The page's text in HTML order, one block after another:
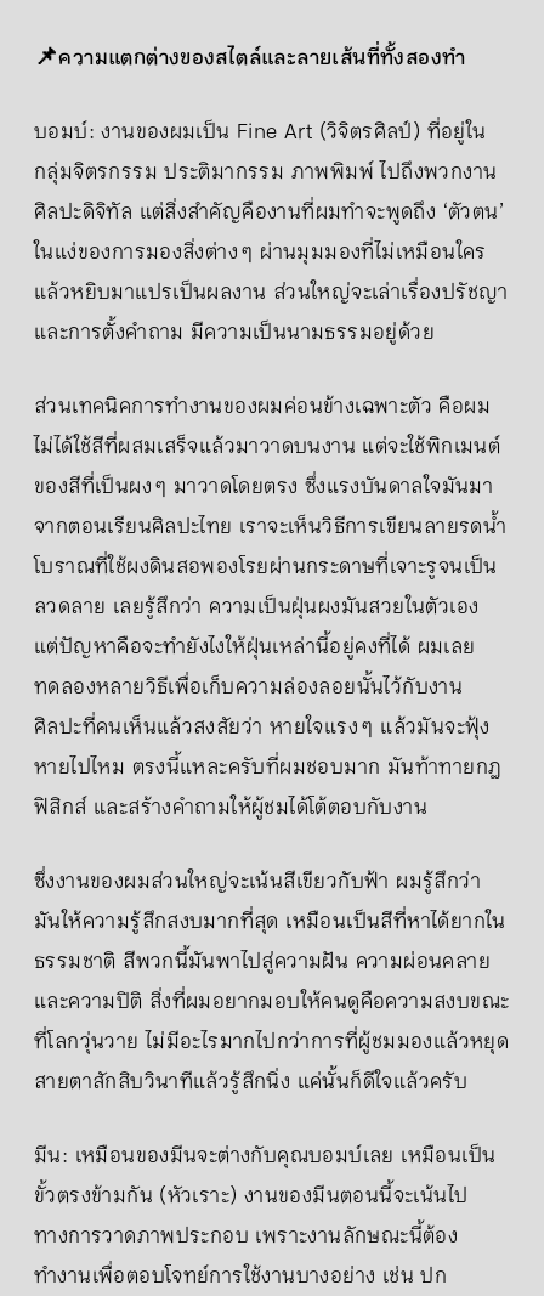
📌ความแตกต่างของสไตล์และลายเส้นที่ทั้งสองทำ
บอมบ์: งานของผมเป็น Fine Art (วิจิตรศิลป์) ที่อยู่ใน
กลุ่มจิตรกรรม ประติมากรรม ภาพพิมพ์ ไปถึงพวกงาน
ศิลปะดิจิทัล แต่สิ่งสำคัญคืองานที่ผมทำจะพูดถึง ‘ตัวตน’
ในแง่ของการมองสิ่งต่าง ๆ ผ่านมุมมองที่ไม่เหมือนใคร
แล้วหยิบมาแปรเป็นผลงาน ส่วนใหญ่จะเล่าเรื่องปรัชญา
และการตั้งคำถาม มีความเป็นนามธรรมอยู่ด้วย
ส่วนเทคนิคการทำงานของผมค่อนข้างเฉพาะตัว คือผม
ไม่ได้ใช้สีที่ผสมเสร็จแล้วมาวาดบนงาน แต่จะใช้พิกเมนต์
ของสีที่เป็นผง ๆ มาวาดโดยตรง ซึ่งแรงบันดาลใจมันมา
จากตอนเรียนศิลปะไทย เราจะเห็นวิธีการเขียนลายรดน้ำ
โบราณที่ใช้ผงดินสอพองโรยผ่านกระดาษที่เจาะรูจนเป็น
ลวดลาย เลยรู้สึกว่า ความเป็นฝุ่นผงมันสวยในตัวเอง
แต่ปัญหาคือจะทำยังไงให้ฝุ่นเหล่านี้อยู่คงที่ได้ ผมเลย
ทดลองหลายวิธีเพื่อเก็บความล่องลอยนั้นไว้กับงาน
ศิลปะที่คนเห็นแล้วสงสัยว่า หายใจแรง ๆ แล้วมันจะฟุ้ง
หายไปไหม ตรงนี้แหละครับที่ผมชอบมาก มันท้าทายกฎ
ฟิสิกส์ และสร้างคำถามให้ผู้ชมได้โต้ตอบกับงาน
ซึ่งงานของผมส่วนใหญ่จะเน้นสีเขียวกับฟ้า ผมรู้สึกว่า
มันให้ความรู้สึกสงบมากที่สุด เหมือนเป็นสีที่หาได้ยากใน
ธรรมชาติ สีพวกนี้มันพาไปสู่ความฝัน ความผ่อนคลาย
และความปิติ สิ่งที่ผมอยากมอบให้คนดูคือความสงบขณะ
ที่โลกวุ่นวาย ไม่มีอะไรมากไปกว่าการที่ผู้ชมมองแล้วหยุด
สายตาสักสิบวินาทีแล้วรู้สึกนิ่ง แค่นั้นก็ดีใจแล้วครับ
มีน: เหมือนของมีนจะต่างกับคุณบอมบ์เลย เหมือนเป็น
ขั้วตรงข้ามกัน (หัวเราะ) งานของมีนตอนนี้จะเน้นไป
ทางการวาดภาพประกอบ เพราะงานลักษณะนี้ต้อง
ทำงานเพื่อตอบโจทย์การใช้งานบางอย่าง เช่น ปก